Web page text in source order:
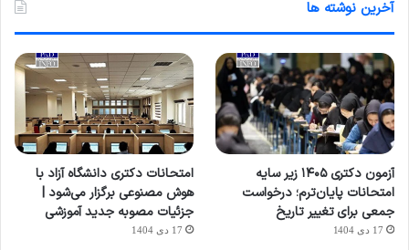
آخرین نوشته ها
آزمون دکتری ۱۴۰۵ زیر سایه
امتحانات پایان‌ترم؛ درخواست
جمعی برای تغییر تاریخ
17 دی 1404
امتحانات دکتری دانشگاه آزاد با
هوش مصنوعی برگزار می‌شود |
جزئیات مصوبه جدید آموزشی
17 دی 1404